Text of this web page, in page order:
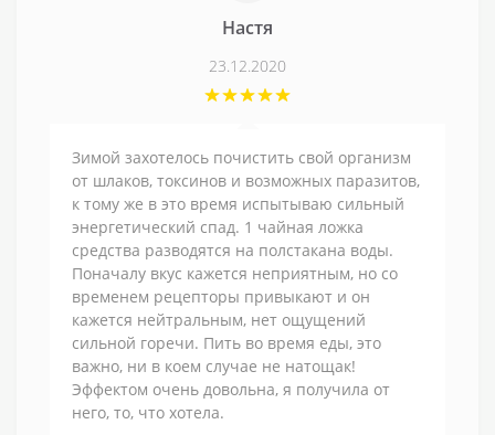
Настя
23.12.2020
Зимой захотелось почистить свой организм
от шлаков, токсинов и возможных паразитов,
к тому же в это время испытываю сильный
энергетический спад. 1 чайная ложка
средства разводятся на полстакана воды.
Поначалу вкус кажется неприятным, но со
временем рецепторы привыкают и он
кажется нейтральным, нет ощущений
сильной горечи. Пить во время еды, это
важно, ни в коем случае не натощак!
Эффектом очень довольна, я получила от
него, то, что хотела.